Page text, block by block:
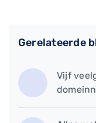
Gerelateerde
Vijf